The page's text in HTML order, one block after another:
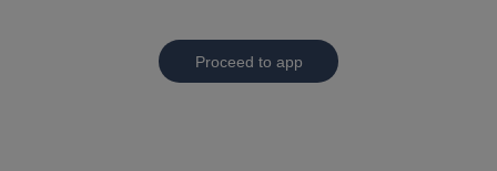
Proceed to app